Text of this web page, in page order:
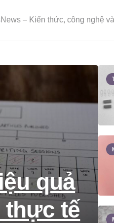
– Kiến thức, công nghệ
quả
thực tế